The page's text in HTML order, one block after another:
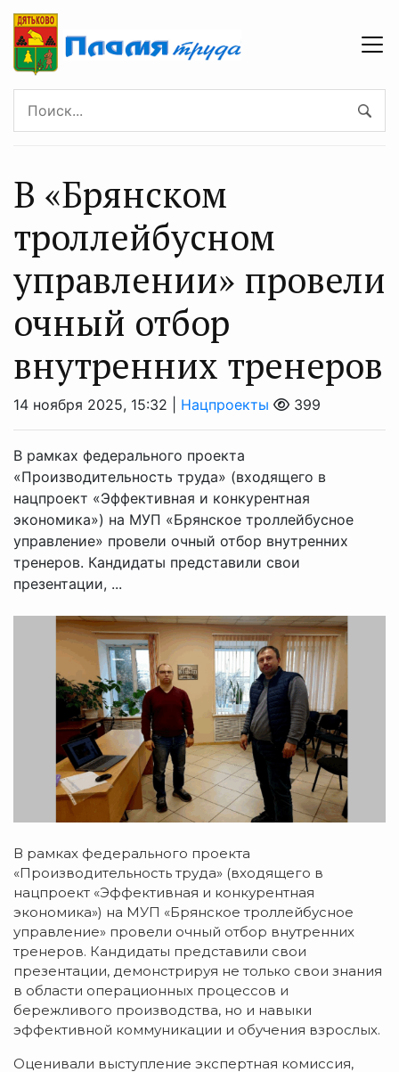
В «Брянском
троллейбусном
управлении» провели
очный отбор
внутренних тренеров
14 ноября 2025, 15:32 | Нацпроекты 399
В рамках федерального проекта
«Производительность труда» (входящего в
нацпроект «Эффективная и конкурентная
экономика») на МУП «Брянское троллейбусное
управление» провели очный отбор внутренних
тренеров. Кандидаты представили свои
презентации, ...
В рамках федерального проекта
«Производительность труда» (входящего в
нацпроект «Эффективная и конкурентная
экономика») на МУП «Брянское троллейбусное
управление» провели очный отбор внутренних
тренеров. Кандидаты представили свои
презентации, демонстрируя не только свои знания
в области операционных процессов и
бережливого производства, но и навыки
эффективной коммуникации и обучения взрослых.
Оценивали выступление экспертная комиссия,